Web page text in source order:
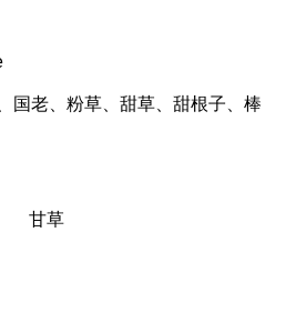
国老、粉草、甜草、甜根子、棒